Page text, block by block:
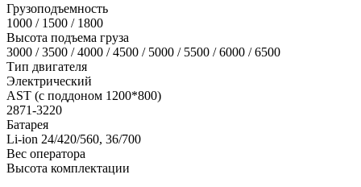
Грузоподъемность
1000 / 1500 / 1800
Высота подъема груза
3000 / 3500 / 4000 / 4500 / 5000 / 5500 / 6000 / 6500
Тип двигателя
Электрический
AST (с поддоном 1200*800)
2871-3220
Батарея
Li-ion 24/420/560, 36/700
Вес оператора
Высота комплектации